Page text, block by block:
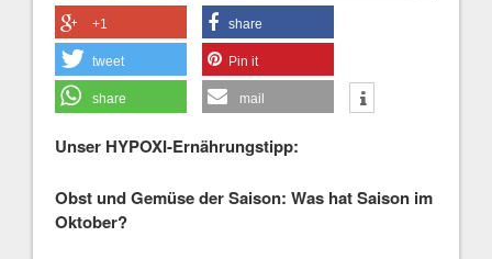
+1 share
tweet Pin it
share mail
Unser HYPOXI-Ernährungstipp:
Obst und Gemüse der Saison: Was hat Saison im
Oktober?